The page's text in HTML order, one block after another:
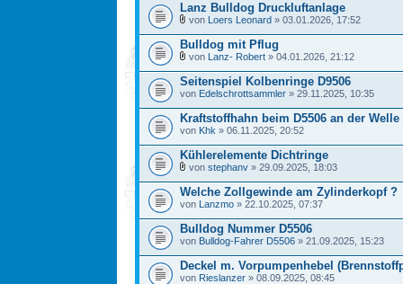
Lanz Bulldog Druckluftanlage
von Loers Leonard » 03.01.2026, 17:52
Bulldog mit Pflug
von Lanz- Robert » 04.01.2026, 21:12
Seitenspiel Kolbenringe D9506
von Edelschrottsammler » 29.11.2025, 10:35
Kraftstoffhahn beim D5506 an der
von Khk » 06.11.2025, 20:52
Kühlerelemente Dichtringe
von stephanv » 29.09.2025, 18:03
Welche Zollgewinde am Zylinderkopf ?
von Lanzmo » 22.10.2025, 07:37
Bulldog Nummer D5506
von Bulldog-Fahrer D5506 » 21.09.2025, 15:23
Deckel m. Vorpumpenhebel
von Rieslanzer » 08.09.2025, 08:45